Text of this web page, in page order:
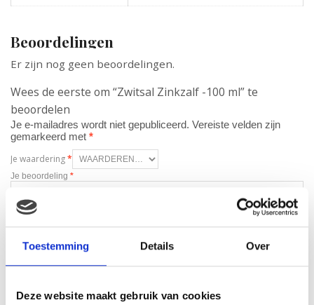
Toestemming Details Over
Deze website maakt gebruik van cookies
Beoordelingen
Er zijn nog geen beoordelingen.
Wees de eerste om “Zwitsal Zinkzalf -100 ml” te
beoordelen
Je e-mailadres wordt niet gepubliceerd. Vereiste velden zijn
gemarkeerd met *
Je waardering*
Je beoordeling *
Naam*